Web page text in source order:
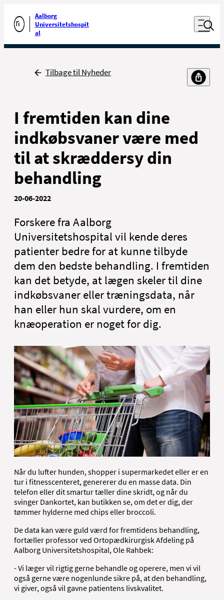
Gå til forsiden
Aalborg
Universitetshospit
al
Åben
Udfør søgning
For patienter og
For sundhedsfaglige
Kontakt
Job
Nyheder
Om Aalborg Universitetshospital
English
Tilbage til Nyheder
I fremtiden kan dine
indkøbsvaner være med
til at skræddersy din
behandling
20-06-2022
Forskere fra Aalborg
Universitetshospital vil kende deres
patienter bedre for at kunne tilbyde
dem den bedste behandling. I fremtiden
kan det betyde, at lægen skeler til dine
indkøbsvaner eller træningsdata, når
han eller hun skal vurdere, om en
knæoperation er noget for dig.
Når du lufter hunden, shopper i supermarkedet eller er en
tur i fitnesscenteret, genererer du en masse data. Din
telefon eller dit smartur tæller dine skridt, og når du
svinger Dankortet, kan butikken se, om det er dig, der
tømmer hylderne med chips eller broccoli.
De data kan være guld værd for fremtidens behandling,
fortæller professor ved Ortopædkirurgisk Afdeling på
Aalborg Universitetshospital, Ole Rahbek:
- Vi læger vil rigtig gerne behandle og operere, men vi vil
også gerne være nogenlunde sikre på, at den behandling,
vi giver, også vil gavne patientens livskvalitet.